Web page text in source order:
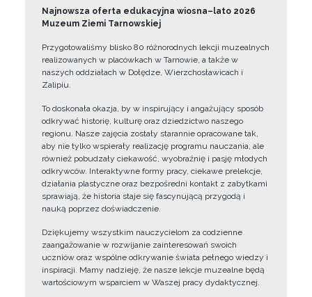
Najnowsza oferta edukacyjna wiosna–lato 2026
Muzeum Ziemi Tarnowskiej
Przygotowaliśmy blisko 80 różnorodnych lekcji muzealnych
realizowanych w placówkach w Tarnowie, a także w
naszych oddziałach w Dołędze, Wierzchosławicach i
Zalipiu.
To doskonała okazja, by w inspirujący i angażujący sposób
odkrywać historię, kulturę oraz dziedzictwo naszego
regionu. Nasze zajęcia zostały starannie opracowane tak,
aby nie tylko wspierały realizację programu nauczania, ale
również pobudzały ciekawość, wyobraźnię i pasję młodych
odkrywców. Interaktywne formy pracy, ciekawe prelekcje,
działania plastyczne oraz bezpośredni kontakt z zabytkami
sprawiają, że historia staje się fascynującą przygodą i
nauką poprzez doświadczenie.
Dziękujemy wszystkim nauczycielom za codzienne
zaangażowanie w rozwijanie zainteresowań swoich
uczniów oraz wspólne odkrywanie świata pełnego wiedzy i
inspiracji. Mamy nadzieję, że nasze lekcje muzealne będą
wartościowym wsparciem w Waszej pracy dydaktycznej.